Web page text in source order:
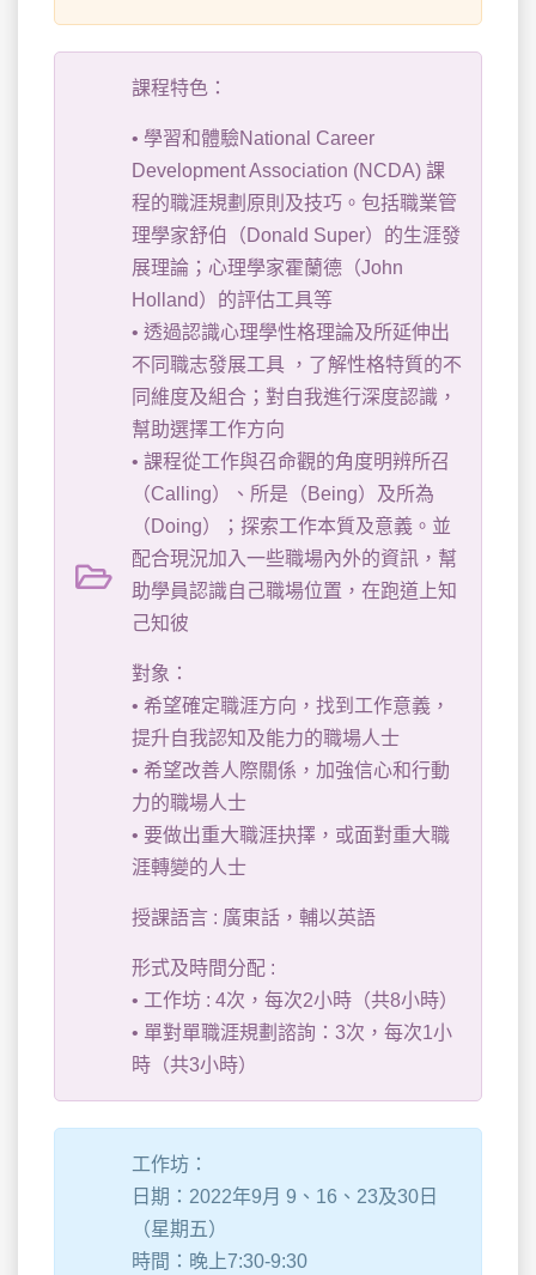
課程特色：
• 學習和體驗National Career
Development Association (NCDA) 課
程的職涯規劃原則及技巧。包括職業管
理學家舒伯（Donald Super）的生涯發
展理論；心理學家霍蘭德（John
Holland）的評估工具等
• 透過認識心理學性格理論及所延伸出
不同職志發展工具 ，了解性格特質的不
同維度及組合；對自我進行深度認識，
幫助選擇工作方向
• 課程從工作與召命觀的角度明辨所召
（Calling）、所是（Being）及所為
（Doing）；探索工作本質及意義。並
配合現況加入一些職場內外的資訊，幫
助學員認識自己職場位置，在跑道上知
己知彼
對象：
• 希望確定職涯方向，找到工作意義，
提升自我認知及能力的職場人士
• 希望改善人際關係，加強信心和行動
力的職場人士
• 要做出重大職涯抉擇，或面對重大職
涯轉變的人士
授課語言 : 廣東話，輔以英語
形式及時間分配 :
• 工作坊 : 4次，每次2小時（共8小時）
• 單對單職涯規劃諮詢：3次，每次1小
時（共3小時）
工作坊：
日期：2022年9月 9、16、23及30日
（星期五）
時間：晚上7:30-9:30